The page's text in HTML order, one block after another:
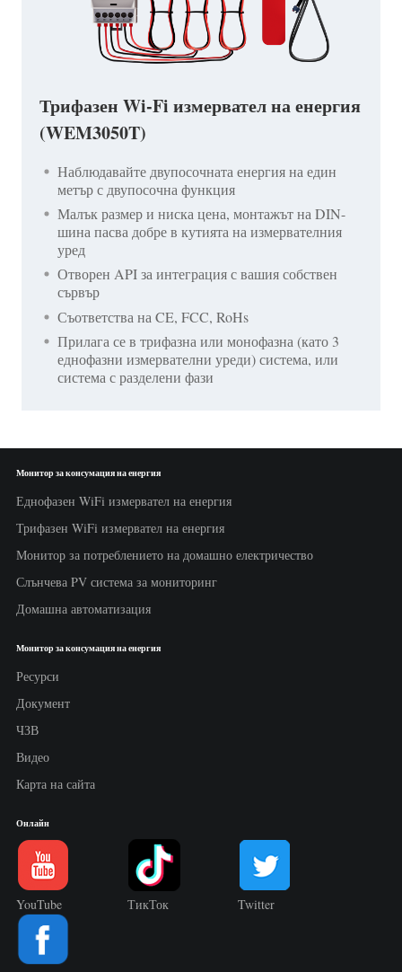
Трифазен Wi-Fi измервател на енергия
(WEM3050T)
Наблюдавайте двупосочната енергия на един
метър с двупосочна функция
Малък размер и ниска цена, монтажът на DIN-
шина пасва добре в кутията на измервателния
уред
Отворен API за интеграция с вашия собствен
сървър
Съответства на CE, FCC, RoHs
Прилага се в трифазна или монофазна (като 3
еднофазни измервателни уреди) система, или
система с разделени фази
Монитор за консумация на енергия
Еднофазен WiFi измервател на енергия
Трифазен WiFi измервател на енергия
Монитор за потреблението на домашно електричество
Слънчева PV система за мониторинг
Домашна автоматизация
Монитор за консумация на енергия
Ресурси
Документ
ЧЗВ
Видео
Карта на сайта
Онлайн
YouTube ТикТок Twitter